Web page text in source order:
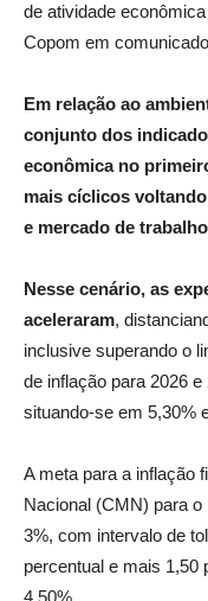
de atividade
Copom em
Em relação ao
conjunto dos
econômica no
mais cíclicos
e mercado de
Nesse cenário, as
aceleraram,
inclusive superando o
de inflação para 2026
situando-se em 5,30%
A meta para a inflação
Nacional (CMN) para
3%, com intervalo de
percentual e mais 1,50
4,50%.